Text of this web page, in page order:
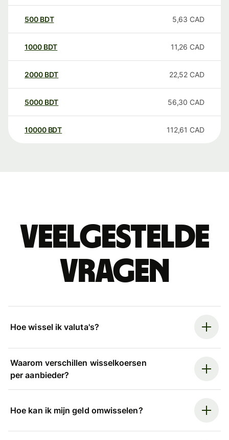
500 BDT 5,63 CAD
1000 BDT 11,26 CAD
2000 BDT 22,52 CAD
5000 BDT 56,30 CAD
10000 BDT 112,61 CAD
Veelgestelde
vragen
Hoe wissel ik valuta's?
Waarom verschillen wisselkoersen
per aanbieder?
Hoe kan ik mijn geld omwisselen?